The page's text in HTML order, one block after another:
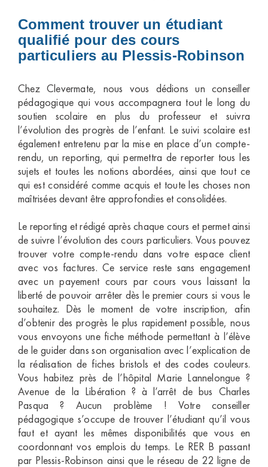
Comment trouver un étudiant
qualifié pour des cours
particuliers au Plessis-Robinson
Chez Clevermate, nous vous dédions un conseiller
pédagogique qui vous accompagnera tout le long du
soutien scolaire en plus du professeur et suivra
l’évolution des progrès de l’enfant. Le suivi scolaire est
également entretenu par la mise en place d’un compte-
rendu, un reporting, qui permettra de reporter tous les
sujets et toutes les notions abordées, ainsi que tout ce
qui est considéré comme acquis et toute les choses non
maîtrisées devant être approfondies et consolidées.
Le reporting et rédigé après chaque cours et permet ainsi
de suivre l’évolution des cours particuliers. Vous pouvez
trouver votre compte-rendu dans votre espace client
avec vos factures. Ce service reste sans engagement
avec un payement cours par cours vous laissant la
liberté de pouvoir arrêter dès le premier cours si vous le
souhaitez. Dès le moment de votre inscription, afin
d’obtenir des progrès le plus rapidement possible, nous
vous envoyons une fiche méthode permettant à l’élève
de le guider dans son organisation avec l’explication de
la réalisation de fiches bristols et des codes couleurs.
Vous habitez près de l’hôpital Marie Lannelongue ?
Avenue de la Libération ? à l’arrêt de bus Charles
Pasqua ? Aucun problème ! Votre conseiller
pédagogique s’occupe de trouver l’étudiant qu’il vous
faut et ayant les mêmes disponibilités que vous en
coordonnant vos emplois du temps. Le RER B passant
par Plessis-Robinson ainsi que le réseau de 22 ligne de